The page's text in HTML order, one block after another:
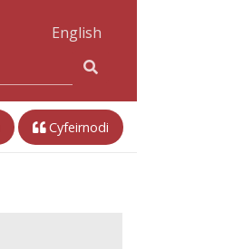
English
Cyfeirnodi